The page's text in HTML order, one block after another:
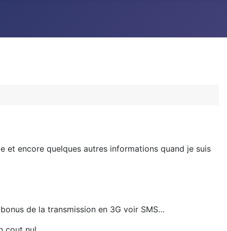
encore quelques autres informations quand je suis
de la transmission en 3G voir SMS…